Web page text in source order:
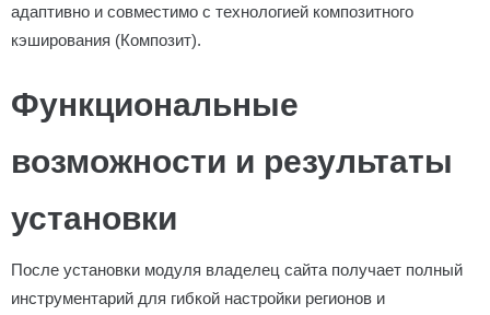
адаптивно и совместимо с технологией композитного
кэширования (Композит).
Функциональные
возможности и результаты
установки
После установки модуля владелец сайта получает полный
инструментарий для гибкой настройки регионов и